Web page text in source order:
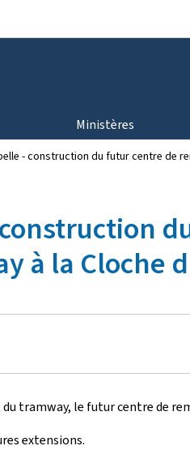
Ministères
- construction du futur centre de
à la Cloche
tramway, le futur centre de
extensions.